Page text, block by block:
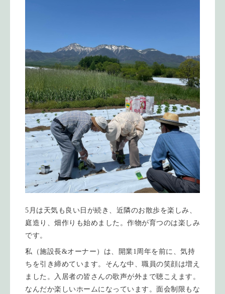
5月は天気も良い日が続き、近隣のお散歩を楽しみ、
庭造り、畑作りも始めました。作物が育つのは楽しみ
です。
私（施設長&オーナー）は、開業1周年を前に、気持
ちを引き締めています。そんな中、職員の笑顔は増え
ました。入居者の皆さんの歌声が外まで聴こえます。
なんだか楽しいホームになっています。面会制限もな